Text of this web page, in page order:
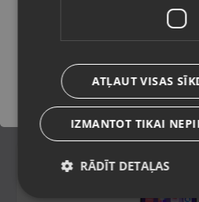
Stāvoklis Mazlietots (Garantija 12
140.00 €
6.36€/mēn.
ATĻAUT VISAS
IZMANTOT TIKAI
RĀDĪT DETAĻAS